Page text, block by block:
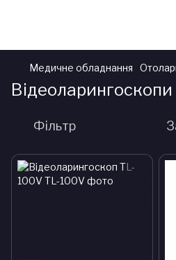
Медичне обладнання
Відеоларингоскопи
Фільтр